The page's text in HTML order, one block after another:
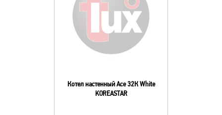
Котел настенный Асе 32К White
KOREASTAR